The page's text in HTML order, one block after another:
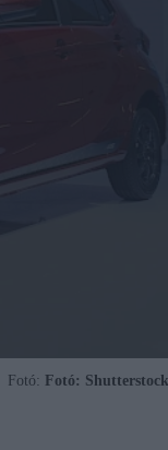
Fotó: Fotó: Shutterstock